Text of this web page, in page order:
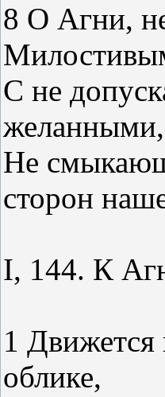
8 О Агни,
С не
желанными,
Не
сторон
I, 144. К
1 Движется
облике,